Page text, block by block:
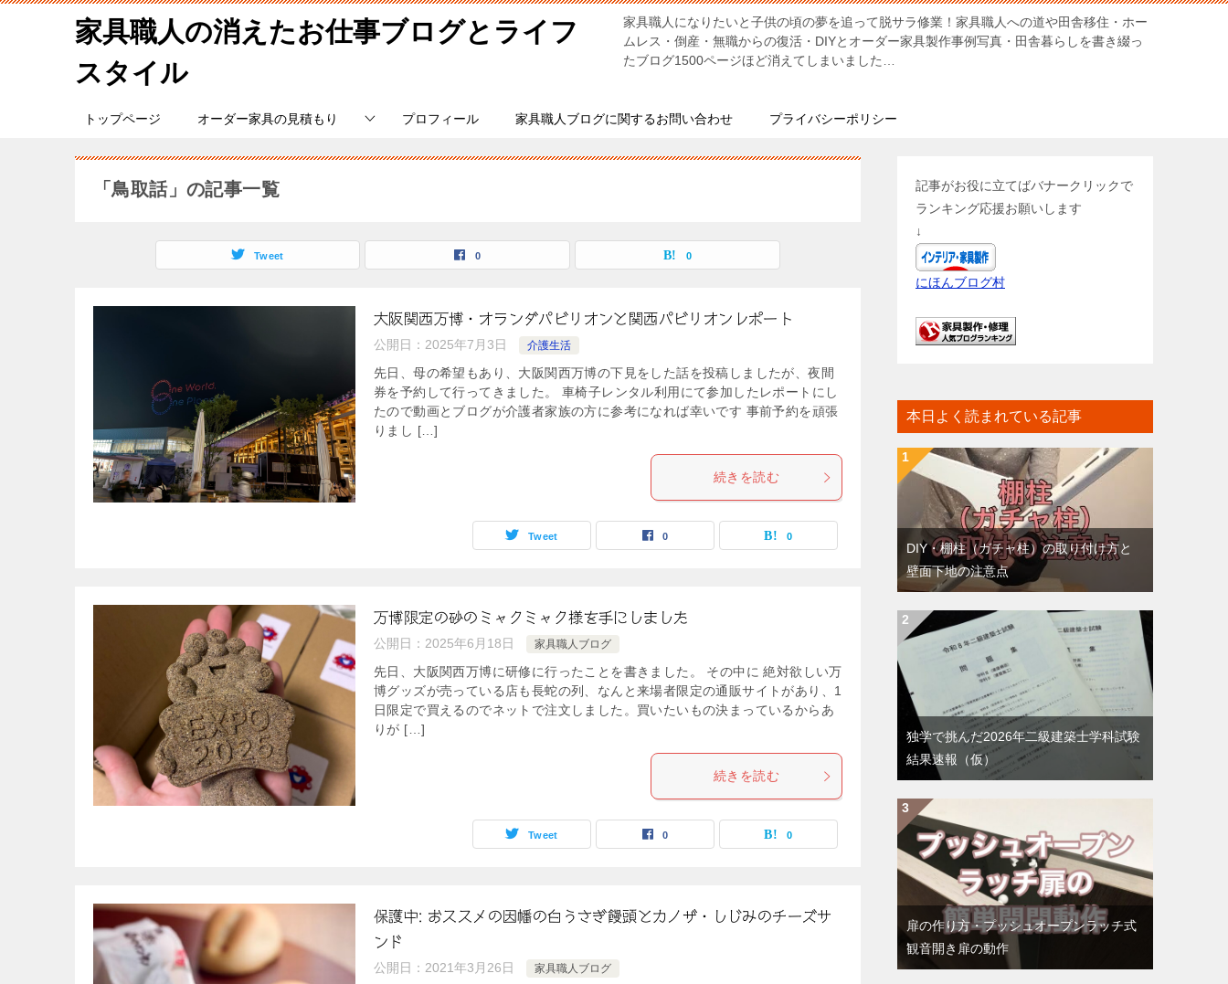
家具職人の消えたお仕事ブログとライフ
スタイル
家具職人になりたいと子供の頃の夢を追って脱サラ修業！家具職人への道や田舎移住・ホー
ムレス・倒産・無職からの復活・DIYとオーダー家具製作事例写真・田舎暮らしを書き綴っ
たブログ1500ページほど消えてしまいました…
トップページ オーダー家具の見積もり プロフィール 家具職人ブログに関するお問い合わせ プライバシーポリシー
「鳥取話」の記事一覧
Tweet 0 0
大阪関西万博・オランダパビリオンと関西パビリオンレポート
公開日： 2025年7月3日 介護生活
先日、母の希望もあり、大阪関西万博の下見をした話を投稿しましたが、夜間
券を予約して行ってきました。 車椅子レンタル利用にて参加したレポートにし
たので動画とブログが介護者家族の方に参考になれば幸いです 事前予約を頑張
りまし […]
続きを読む
Tweet 0 0
万博限定の砂のミャクミャク様を手にしました
公開日： 2025年6月18日 家具職人ブログ
先日、大阪関西万博に研修に行ったことを書きました。 その中に 絶対欲しい万
博グッズが売っている店も長蛇の列、なんと来場者限定の通販サイトがあり、1
日限定で買えるのでネットで注文しました。買いたいもの決まっているからあ
りが […]
続きを読む
Tweet 0 0
保護中: おススメの因幡の白うさぎ饅頭とカノザ・しじみのチーズサ
ンド
公開日： 2021年3月26日 家具職人ブログ
記事がお役に立てばバナークリックで
ランキング応援お願いします
↓
にほんブログ村
本日よく読まれている記事
DIY・棚柱（ガチャ柱）の取り付け方と
壁面下地の注意点
独学で挑んだ2026年二級建築士学科試験
結果速報（仮）
扉の作り方・プッシュオープンラッチ式
観音開き扉の動作